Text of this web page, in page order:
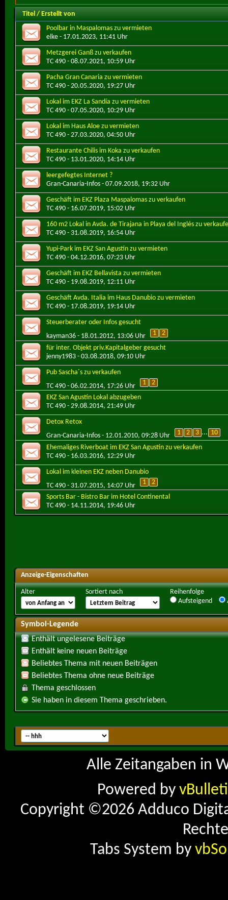
Titel / Erstellt von
Poolbar in Maspalomas zu vermieten
elke - 17.01.2023, 11:41 Uhr
Metzgerei Ganß zu verkaufen
TC 490 - 08.07.2021, 10:59 Uhr
Pacha Gran Canaria zu vermieten
TC 490 - 20.05.2020, 19:27 Uhr
Lokal im EKZ La Sandía zu vermieten
TC 490 - 07.05.2020, 10:29 Uhr
Lokal im Haus Aloe zu vermieten
TC 490 - 27.03.2020, 04:50 Uhr
Restaurante Chilis im Koka zu verkaufen
TC 490 - 13.01.2020, 14:14 Uhr
leergefegtes Internet ?
Gran-Canaria-Infos - 07.09.2018, 19:32 Uhr
Geschäft im EKZ Plaza Maspalomas zu verkaufen
TC 490 - 16.07.2019, 15:02 Uhr
160 m2 Lokal in Avda. de Tirajana in Playa del Inglés zu
TC 490 - 31.08.2019, 16:54 Uhr
Yupi-Park im EKZ San Agustín zu vermieten
TC 490 - 04.12.2016, 07:23 Uhr
Geschäft im EKZ Bellavista zu vermieten
TC 490 - 19.08.2019, 12:11 Uhr
Geschäft Avda. Italia im Haus Danubio zu vermieten
TC 490 - 17.08.2019, 19:14 Uhr
Steuerberater oder Infos gesucht
kayman36 - 18.01.2012, 13:06 Uhr 1
2
für inter. Objekt priv.Kapitalgeber gesucht
jenny1983 - 03.08.2018, 09:10 Uhr
Pub Sascha´s zu verkaufen
TC 490 - 06.02.2014, 17:26 Uhr 1
2
EKZ San Agustín Lokal abzugeben
TC 490 - 29.08.2014, 21:49 Uhr
Detox Retox
Gran-Canaria-Infos - 12.01.2010, 09:28 Uhr 1 2 3 ... 10
Ehemaliges Riverboat im EKZ San Agustín zu verkaufen
TC 490 - 16.03.2016, 12:29 Uhr
Lokal im kleinen EKZ neben Danubio
TC 490 - 31.07.2015, 14:07 Uhr 1
2
Sports Bar - Bistro Bar im Hotel Continental
TC 490 - 14.11.2014, 19:46 Uhr
Anzeige-Eigenschaften
Alter Sortiert nach
Reihenfolge
Aufsteigend
Symbol-Legende
Enthält ungelesene Beiträge
Enthält keine neuen Beiträge
Beliebtes Thema mit neuen Beiträgen
Beliebtes Thema ohne neue Beiträge
Thema geschlossen
Sie haben in diesem Thema geschrieben.
Alle Zeitangaben in
Powered by
Copyright ©2026 Adduco
Tabs System by